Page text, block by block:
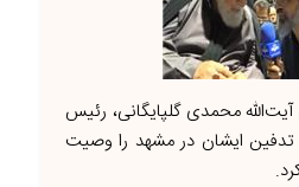
محمدی گلپایگانی، رئیس
تدفین ایشان در مشهد را وصیت